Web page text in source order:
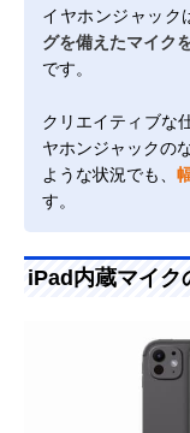
イヤホンジャック
グを備えたマイク
です。
クリエイティブな
ヤホンジャックの
ような状況でも、
す。
iPad内蔵マイク